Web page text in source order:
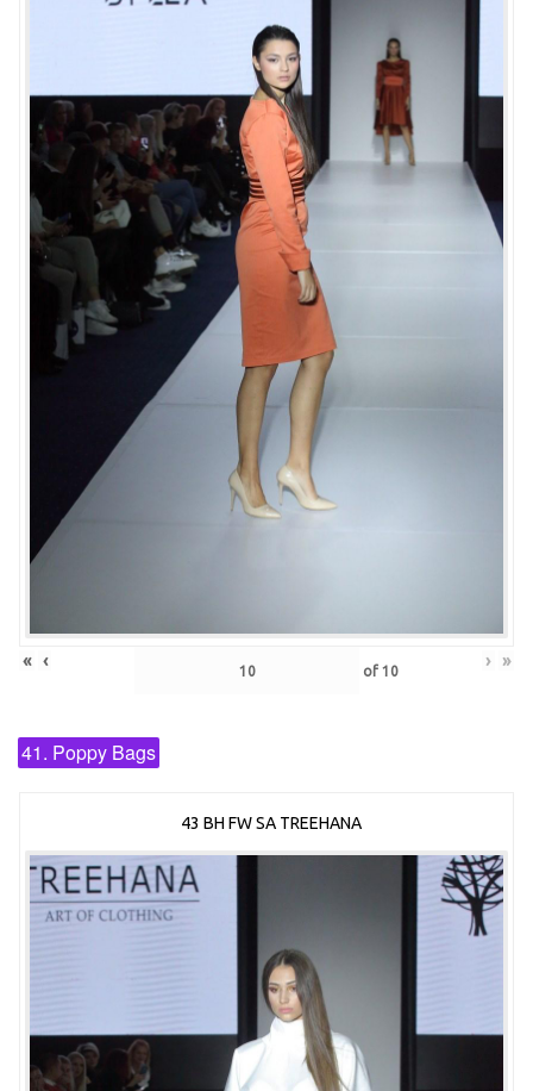
« ‹ of 10 › »
41. Poppy Bags
43 BH FW SA TREEHANA